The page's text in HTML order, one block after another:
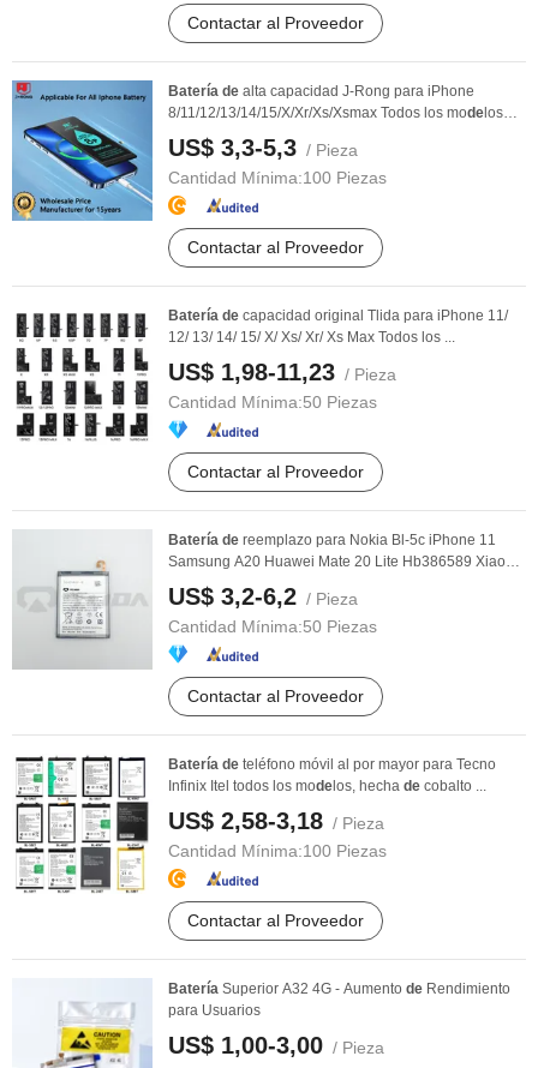
Contactar al Proveedor
Batería de alta capacidad J-Rong para iPhone
8/11/12/13/14/15/X/Xr/Xs/Xsmax Todos los mode los
Piezas ...
US$ 3,3-5,3 / Pieza
Cantidad Mínima:100 Piezas
Contactar al Proveedor
Batería de capacidad original Tlida para iPhone 11/
12/ 13/ 14/ 15/ X/ Xs/ Xr/ Xs Max Todos los ...
US$ 1,98-11,23 / Pieza
Cantidad Mínima:50 Piezas
Contactar al Proveedor
Batería de reemplazo para Nokia Bl-5c iPhone 11
Samsung A20 Huawei Mate 20 Lite Hb386589 Xiaomi
US$ 3,2-6,2 / Pieza
Cantidad Mínima:50 Piezas
Contactar al Proveedor
Batería de teléfono móvil al por mayor para Tecno
Infinix Itel todos los mode los, hecha de cobalto ...
US$ 2,58-3,18 / Pieza
Cantidad Mínima:100 Piezas
Contactar al Proveedor
Batería Superior A32 4G - Aumento de Rendimiento
para Usuarios
US$ 1,00-3,00 / Pieza